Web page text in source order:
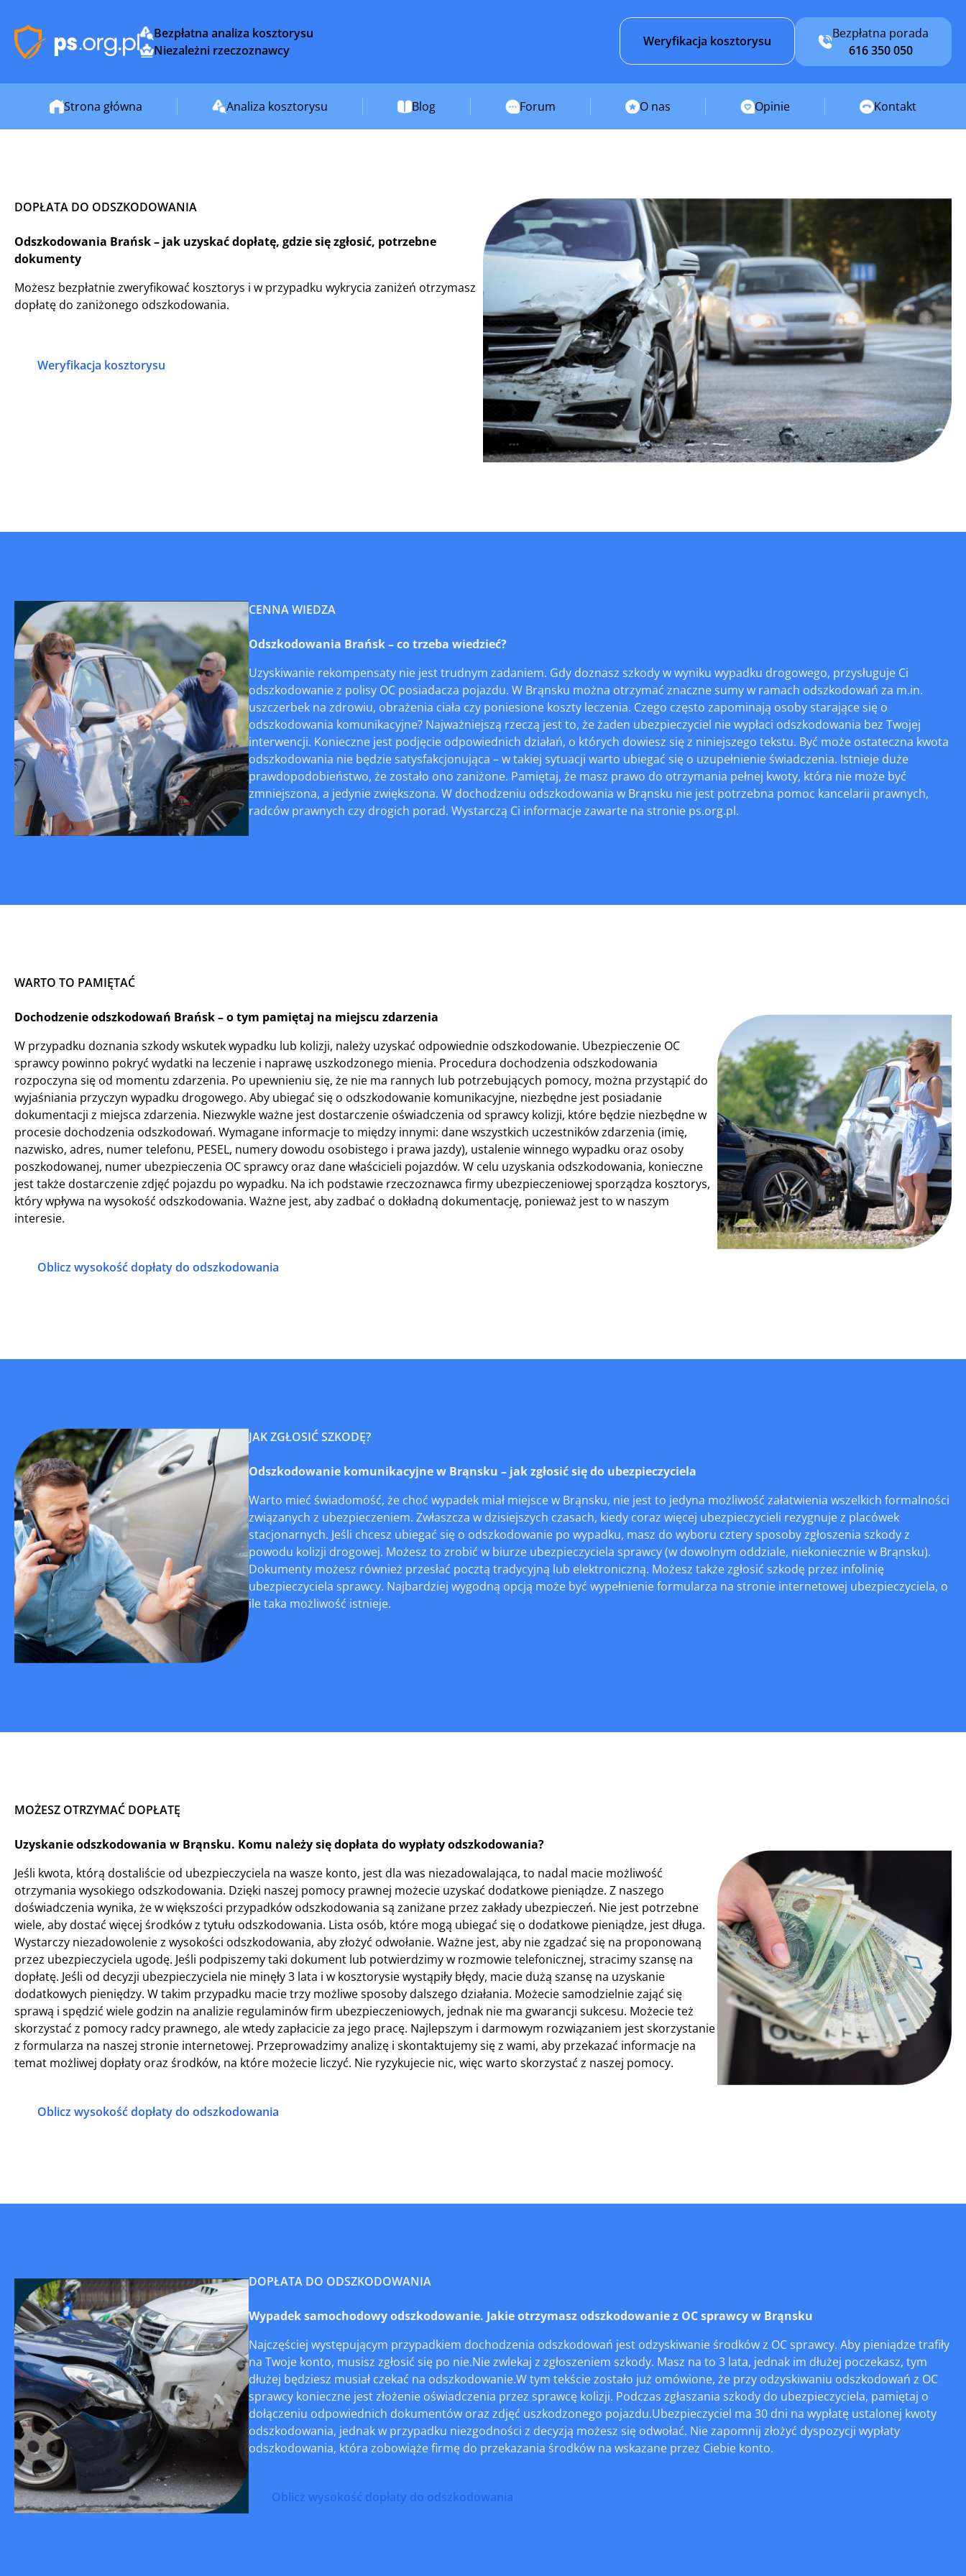
Bezpłatna analiza kosztorysu
Niezależni rzeczoznawcy
Weryfikacja kosztorysu
Bezpłatna porada
616 350 050
Strona główna Analiza kosztorysu Blog Forum O nas Opinie Kontakt
DOPŁATA DO ODSZKODOWANIA
Odszkodowania Brańsk – jak uzyskać dopłatę, gdzie się zgłosić, potrzebne
dokumenty
Możesz bezpłatnie zweryfikować kosztorys i w przypadku wykrycia zaniżeń otrzymasz
dopłatę do zaniżonego odszkodowania.
Weryfikacja kosztorysu
CENNA WIEDZA
Odszkodowania Brańsk – co trzeba wiedzieć?
Uzyskiwanie rekompensaty nie jest trudnym zadaniem. Gdy doznasz szkody w wyniku wypadku drogowego, przysługuje Ci
odszkodowanie z polisy OC posiadacza pojazdu. W Brąnsku można otrzymać znaczne sumy w ramach odszkodowań za m.in.
uszczerbek na zdrowiu, obrażenia ciała czy poniesione koszty leczenia. Czego często zapominają osoby starające się o
odszkodowania komunikacyjne? Najważniejszą rzeczą jest to, że żaden ubezpieczyciel nie wypłaci odszkodowania bez Twojej
interwencji. Konieczne jest podjęcie odpowiednich działań, o których dowiesz się z niniejszego tekstu. Być może ostateczna kwota
odszkodowania nie będzie satysfakcjonująca – w takiej sytuacji warto ubiegać się o uzupełnienie świadczenia. Istnieje duże
prawdopodobieństwo, że zostało ono zaniżone. Pamiętaj, że masz prawo do otrzymania pełnej kwoty, która nie może być
zmniejszona, a jedynie zwiększona. W dochodzeniu odszkodowania w Brąnsku nie jest potrzebna pomoc kancelarii prawnych,
radców prawnych czy drogich porad. Wystarczą Ci informacje zawarte na stronie ps.org.pl.
WARTO TO PAMIĘTAĆ
Dochodzenie odszkodowań Brańsk – o tym pamiętaj na miejscu zdarzenia
W przypadku doznania szkody wskutek wypadku lub kolizji, należy uzyskać odpowiednie odszkodowanie. Ubezpieczenie OC
sprawcy powinno pokryć wydatki na leczenie i naprawę uszkodzonego mienia. Procedura dochodzenia odszkodowania
rozpoczyna się od momentu zdarzenia. Po upewnieniu się, że nie ma rannych lub potrzebujących pomocy, można przystąpić do
wyjaśniania przyczyn wypadku drogowego. Aby ubiegać się o odszkodowanie komunikacyjne, niezbędne jest posiadanie
dokumentacji z miejsca zdarzenia. Niezwykle ważne jest dostarczenie oświadczenia od sprawcy kolizji, które będzie niezbędne w
procesie dochodzenia odszkodowań. Wymagane informacje to między innymi: dane wszystkich uczestników zdarzenia (imię,
nazwisko, adres, numer telefonu, PESEL, numery dowodu osobistego i prawa jazdy), ustalenie winnego wypadku oraz osoby
poszkodowanej, numer ubezpieczenia OC sprawcy oraz dane właścicieli pojazdów. W celu uzyskania odszkodowania, konieczne
jest także dostarczenie zdjęć pojazdu po wypadku. Na ich podstawie rzeczoznawca firmy ubezpieczeniowej sporządza kosztorys,
który wpływa na wysokość odszkodowania. Ważne jest, aby zadbać o dokładną dokumentację, ponieważ jest to w naszym
interesie.
Oblicz wysokość dopłaty do odszkodowania
JAK ZGŁOSIĆ SZKODĘ?
Odszkodowanie komunikacyjne w Brąnsku – jak zgłosić się do ubezpieczyciela
Warto mieć świadomość, że choć wypadek miał miejsce w Brąnsku, nie jest to jedyna możliwość załatwienia wszelkich formalności
związanych z ubezpieczeniem. Zwłaszcza w dzisiejszych czasach, kiedy coraz więcej ubezpieczycieli rezygnuje z placówek
stacjonarnych. Jeśli chcesz ubiegać się o odszkodowanie po wypadku, masz do wyboru cztery sposoby zgłoszenia szkody z
powodu kolizji drogowej. Możesz to zrobić w biurze ubezpieczyciela sprawcy (w dowolnym oddziale, niekoniecznie w Brąnsku).
Dokumenty możesz również przesłać pocztą tradycyjną lub elektroniczną. Możesz także zgłosić szkodę przez infolinię
ubezpieczyciela sprawcy. Najbardziej wygodną opcją może być wypełnienie formularza na stronie internetowej ubezpieczyciela, o
ile taka możliwość istnieje.
MOŻESZ OTRZYMAĆ DOPŁATĘ
Uzyskanie odszkodowania w Brąnsku. Komu należy się dopłata do wypłaty odszkodowania?
Jeśli kwota, którą dostaliście od ubezpieczyciela na wasze konto, jest dla was niezadowalająca, to nadal macie możliwość
otrzymania wysokiego odszkodowania. Dzięki naszej pomocy prawnej możecie uzyskać dodatkowe pieniądze. Z naszego
doświadczenia wynika, że w większości przypadków odszkodowania są zaniżane przez zakłady ubezpieczeń. Nie jest potrzebne
wiele, aby dostać więcej środków z tytułu odszkodowania. Lista osób, które mogą ubiegać się o dodatkowe pieniądze, jest długa.
Wystarczy niezadowolenie z wysokości odszkodowania, aby złożyć odwołanie. Ważne jest, aby nie zgadzać się na proponowaną
przez ubezpieczyciela ugodę. Jeśli podpiszemy taki dokument lub potwierdzimy w rozmowie telefonicznej, stracimy szansę na
dopłatę. Jeśli od decyzji ubezpieczyciela nie minęły 3 lata i w kosztorysie wystąpiły błędy, macie dużą szansę na uzyskanie
dodatkowych pieniędzy. W takim przypadku macie trzy możliwe sposoby dalszego działania. Możecie samodzielnie zająć się
sprawą i spędzić wiele godzin na analizie regulaminów firm ubezpieczeniowych, jednak nie ma gwarancji sukcesu. Możecie też
skorzystać z pomocy radcy prawnego, ale wtedy zapłacicie za jego pracę. Najlepszym i darmowym rozwiązaniem jest skorzystanie
z formularza na naszej stronie internetowej. Przeprowadzimy analizę i skontaktujemy się z wami, aby przekazać informacje na
temat możliwej dopłaty oraz środków, na które możecie liczyć. Nie ryzykujecie nic, więc warto skorzystać z naszej pomocy.
Oblicz wysokość dopłaty do odszkodowania
DOPŁATA DO ODSZKODOWANIA
Wypadek samochodowy odszkodowanie. Jakie otrzymasz odszkodowanie z OC sprawcy w Brąnsku
Najczęściej występującym przypadkiem dochodzenia odszkodowań jest odzyskiwanie środków z OC sprawcy. Aby pieniądze trafiły
na Twoje konto, musisz zgłosić się po nie.Nie zwlekaj z zgłoszeniem szkody. Masz na to 3 lata, jednak im dłużej poczekasz, tym
dłużej będziesz musiał czekać na odszkodowanie.W tym tekście zostało już omówione, że przy odzyskiwaniu odszkodowań z OC
sprawcy konieczne jest złożenie oświadczenia przez sprawcę kolizji. Podczas zgłaszania szkody do ubezpieczyciela, pamiętaj o
dołączeniu odpowiednich dokumentów oraz zdjęć uszkodzonego pojazdu.Ubezpieczyciel ma 30 dni na wypłatę ustalonej kwoty
odszkodowania, jednak w przypadku niezgodności z decyzją możesz się odwołać. Nie zapomnij złożyć dyspozycji wypłaty
odszkodowania, która zobowiąże firmę do przekazania środków na wskazane przez Ciebie konto.
Oblicz wysokość dopłaty do odszkodowania